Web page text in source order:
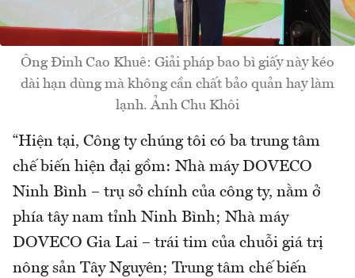
Ông Đinh Cao Khuê: Giải pháp bao bì giấy này kéo
dài hạn dùng mà không cần chất bảo quản hay làm
lạnh. Ảnh Chu Khôi
“Hiện tại, Công ty chúng tôi có ba trung tâm
chế biến hiện đại gồm: Nhà máy DOVECO
Ninh Bình – trụ sở chính của công ty, nằm ở
phía tây nam tỉnh Ninh Bình; Nhà máy
DOVECO Gia Lai – trái tim của chuỗi giá trị
nông sản Tây Nguyên; Trung tâm chế biến